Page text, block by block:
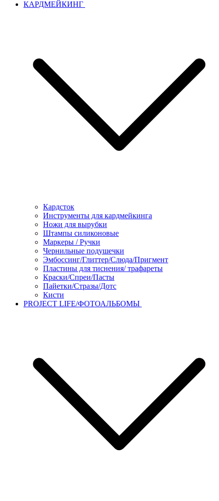
КАРДМЕЙКИНГ
Кардсток
Инструменты для кардмейкинга
Ножи для вырубки
Штампы силиконовые
Маркеры / Ручки
Чернильные подушечки
Эмбоссинг/Глиттер/Слюда/Пригмент
Пластины для тиснения/ трафареты
Краски/Спреи/Пасты
Пайетки/Стразы/Дотс
Кисти
PROJECT LIFE/ФОТОАЛЬБОМЫ